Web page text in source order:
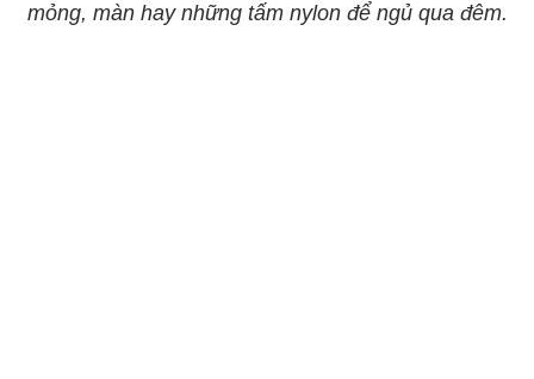
mỏng, màn hay những tấm nylon để ngủ qua đêm.